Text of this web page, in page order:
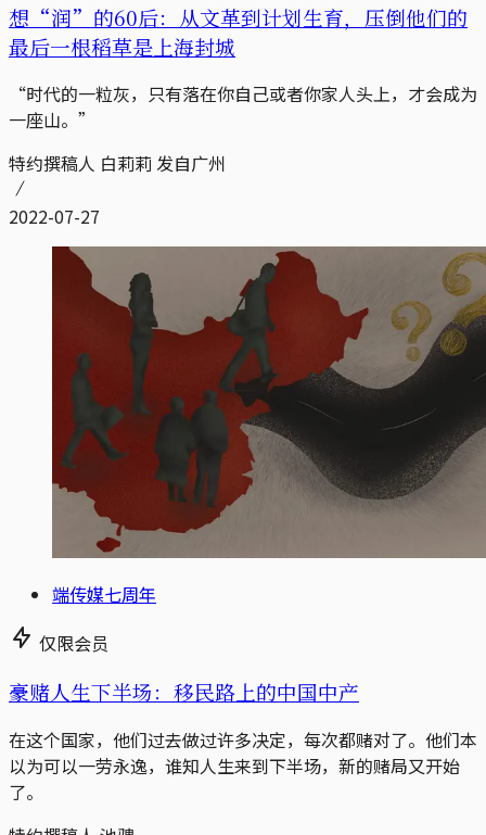
想“润”的60后：从文革到计划生育，压倒他们的
最后一根稻草是上海封城
“时代的一粒灰，只有落在你自己或者你家人头上，才会成为
一座山。”
特约撰稿人 白莉莉 发自广州
2022-07-27
端传媒七周年
仅限会员
豪赌人生下半场：移民路上的中国中产
在这个国家，他们过去做过许多决定，每次都赌对了。他们本
以为可以一劳永逸，谁知人生来到下半场，新的赌局又开始
了。